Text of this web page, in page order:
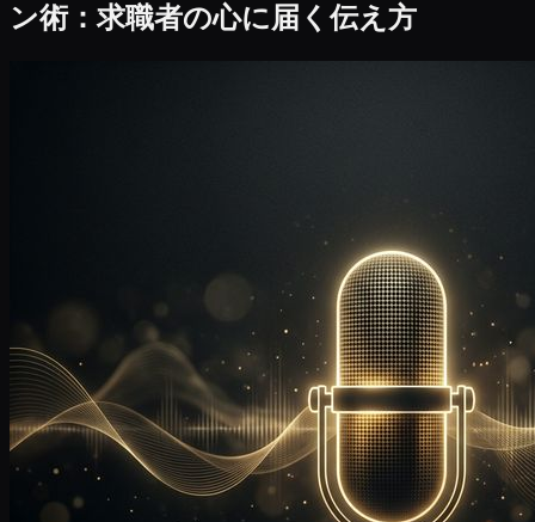
ン術：求職者の心に届く伝え方